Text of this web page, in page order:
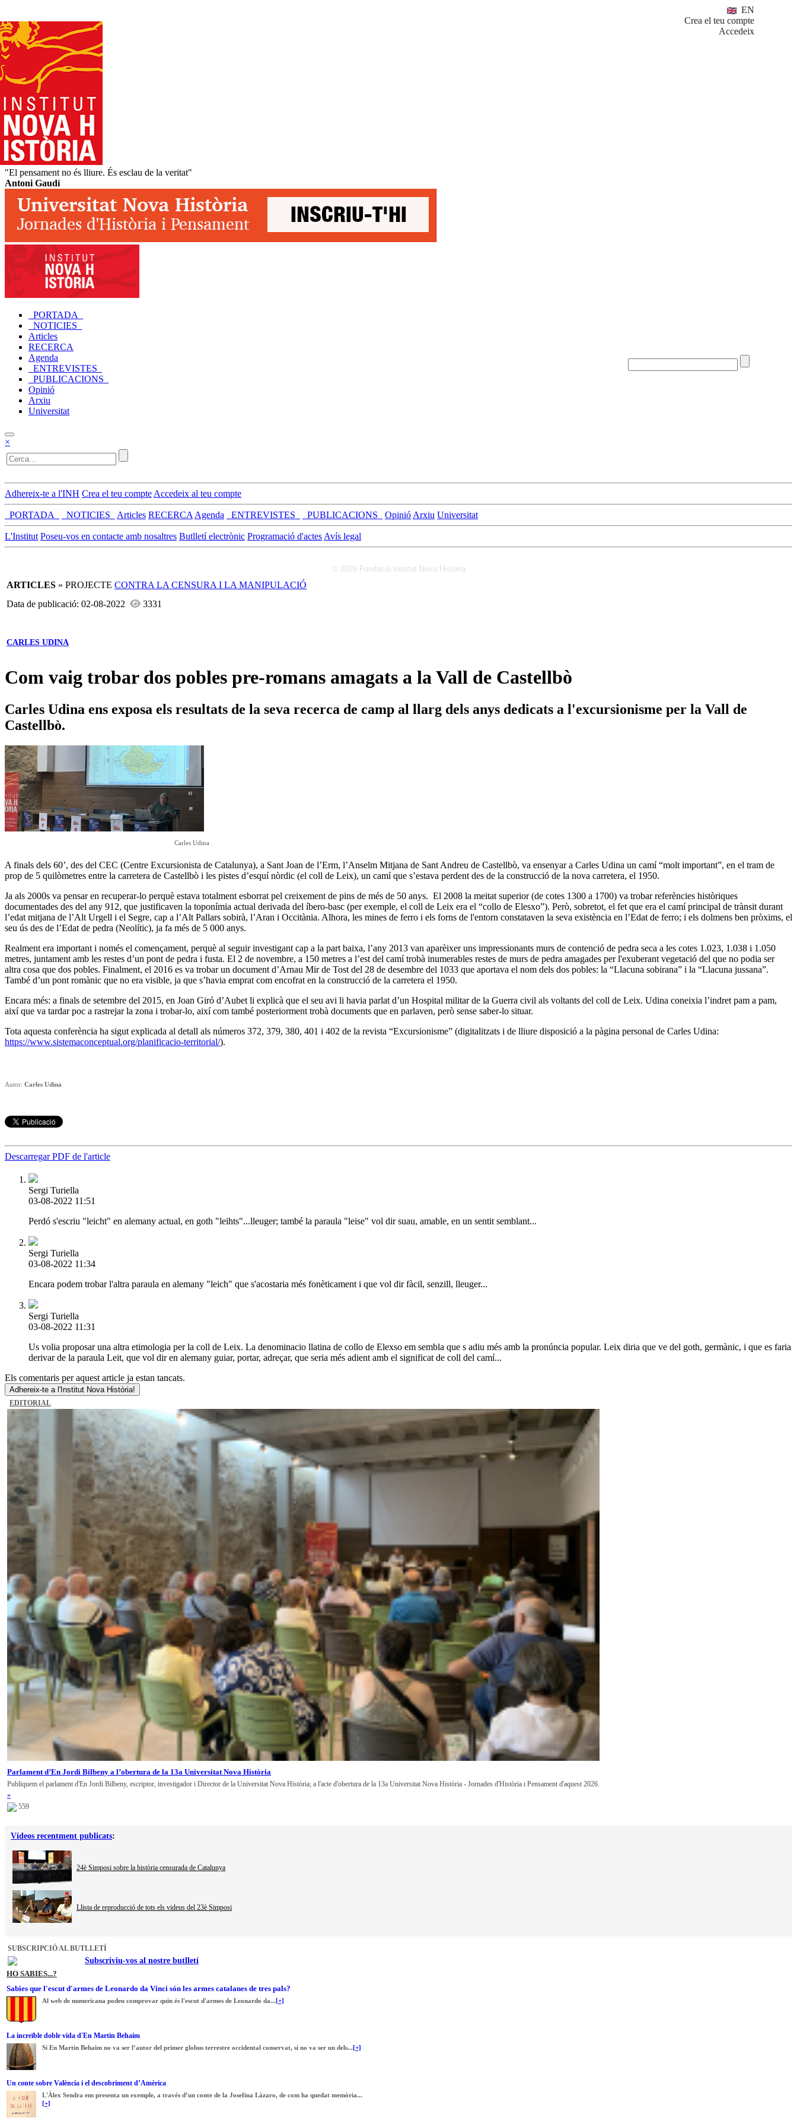
EN
Crea el teu compte
Accedeix
"El pensament no és lliure. És esclau de la veritat"
Antoni Gaudí
_PORTADA_
_NOTICIES_
Articles
RECERCA
Agenda
_ENTREVISTES_
_PUBLICACIONS_
Opinió
Arxiu
Universitat
×
Adhereix-te a l'INH Crea el teu compte Accedeix al teu compte
_PORTADA_ _NOTICIES_ Articles RECERCA Agenda _ENTREVISTES_ _PUBLICACIONS_ Opinió Arxiu Universitat
L'Institut Poseu-vos en contacte amb nosaltres Butlletí electrònic Programació d'actes Avís legal
© 2026 Fundació Institut Nova Història
ARTICLES » PROJECTE CONTRA LA CENSURA I LA MANIPULACIÓ
Data de publicació: 02-08-2022
3331
CARLES UDINA
Com vaig trobar dos pobles pre-romans amagats a la Vall de Castellbò
Carles Udina ens exposa els resultats de la seva recerca de camp al llarg dels anys dedicats a l'excursionisme per la Vall de
Castellbò.
Carles Udina
A finals dels 60’, des del CEC (Centre Excursionista de Catalunya), a Sant Joan de l’Erm, l’Anselm Mitjana de Sant Andreu de Castellbò, va ensenyar a Carles Udina un camí “molt important”, en el tram de
prop de 5 quilòmetres entre la carretera de Castellbò i les pistes d’esquí nòrdic (el coll de Leix), un camí que s’estava perdent des de la construcció de la nova carretera, el 1950.
Ja als 2000s va pensar en recuperar-lo perquè estava totalment esborrat pel creixement de pins de més de 50 anys. El 2008 la meitat superior (de cotes 1300 a 1700) va trobar referències històriques
documentades des del any 912, que justificaven la toponímia actual derivada del íbero-basc (per exemple, el coll de Leix era el “collo de Elesxo”). Però, sobretot, el fet que era el camí principal de trànsit durant
l’edat mitjana de l’Alt Urgell i el Segre, cap a l’Alt Pallars sobirà, l’Aran i Occitània. Alhora, les mines de ferro i els forns de l'entorn constataven la seva existència en l’Edat de ferro; i els dolmens ben pròxims, el
seu ús des de l’Edat de pedra (Neolític), ja fa més de 5 000 anys.
Realment era important i només el començament, perquè al seguir investigant cap a la part baixa, l’any 2013 van aparèixer uns impressionants murs de contenció de pedra seca a les cotes 1.023, 1.038 i 1.050
metres, juntament amb les restes d’un pont de pedra i fusta. El 2 de novembre, a 150 metres a l’est del camí trobà inumerables restes de murs de pedra amagades per l'exuberant vegetació del que no podia ser
altra cosa que dos pobles. Finalment, el 2016 es va trobar un document d’Arnau Mir de Tost del 28 de desembre del 1033 que aportava el nom dels dos pobles: la “Llacuna sobirana” i la “Llacuna jussana”.
També d’un pont romànic que no era visible, ja que s’havia emprat com encofrat en la construcció de la carretera el 1950.
Encara més: a finals de setembre del 2015, en Joan Giró d’Aubet li explicà que el seu avi li havia parlat d’un Hospital militar de la Guerra civil als voltants del coll de Leix. Udina coneixia l’indret pam a pam,
així que va tardar poc a rastrejar la zona i trobar-lo, així com també posteriorment trobà documents que en parlaven, però sense saber-lo situar.
Tota aquesta conferència ha sigut explicada al detall als números 372, 379, 380, 401 i 402 de la revista “Excursionisme” (digitalitzats i de lliure disposició a la pàgina personal de Carles Udina:
https://www.sistemaconceptual.org/planificacio-territorial/).
Autor: Carles Udina
Descarregar PDF de l'article
Sergi Turiella
03-08-2022 11:51
Perdó s'escriu "leicht" en alemany actual, en goth "leihts"...lleuger; també la paraula "leise" vol dir suau, amable, en un sentit semblant...
Sergi Turiella
03-08-2022 11:34
Encara podem trobar l'altra paraula en alemany "leich" que s'acostaria més fonèticament i que vol dir fàcil, senzill, lleuger...
Sergi Turiella
03-08-2022 11:31
Us volia proposar una altra etimologia per la coll de Leix. La denominacio llatina de collo de Elexso em sembla que s adiu més amb la pronúncia popular. Leix diria que ve del goth, germànic, i que es faria
derivar de la paraula Leit, que vol dir en alemany guiar, portar, adreçar, que seria més adient amb el significat de coll del camí...
Els comentaris per aquest article ja estan tancats.
Adhereix-te a l'Institut Nova Història!
EDITORIAL
Parlament d’En Jordi Bilbeny a l’obertura de la 13a Universitat Nova Història
Publiquem el parlament d'En Jordi Bilbeny, escriptor, investigador i Director de la Universitat Nova Història; a l'acte d'obertura de la 13a Universitat Nova Història - Jornades d'Història i Pensament d'aquest 2026.
»
559
Vídeos recentment publicats:
24è Simposi sobre la història censurada de Catalunya
Llista de reproducció de tots els videus del 23è Simposi
SUBSCRIPCIÓ AL BUTLLETÍ
Subscriviu-vos al nostre butlletí
HO SABIES...?
Sabies que l'escut d'armes de Leonardo da Vinci són les armes catalanes de tres pals?
Al web de numericana podeu comprovar quin és l'escut d'armes de Leonardo da...[+]
La increïble doble vida d'En Martin Behaim
Si En Martin Behaim no va ser l’autor del primer globus terrestre occidental conservat, si no va ser un dels...[+]
Un conte sobre València i el descobriment d’Amèrica
L'Àlex Sendra ens presenta un exemple, a través d’un conte de la Josefina Làzaro, de com ha quedat memòria...
[+]